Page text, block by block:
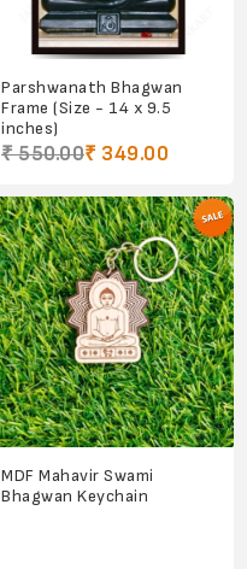
Parshwanath Bhagwan
Frame (Size - 14 x 9.5
inches)
₹ 550.00₹ 349.00
MDF Mahavir Swami
Bhagwan Keychain